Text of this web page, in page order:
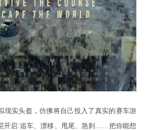
现实头盔，仿佛将自己投入了真实的赛车游
开启:追车、漂移、甩尾、急刹……把你能想